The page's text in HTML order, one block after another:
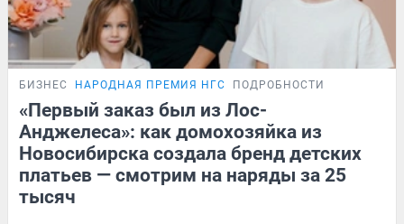
БИЗНЕС НАРОДНАЯ ПРЕМИЯ НГС ПОДРОБНОСТИ
«Первый заказ был из Лос-
Анджелеса»: как домохозяйка из
Новосибирска создала бренд детских
платьев — смотрим на наряды за 25
тысяч